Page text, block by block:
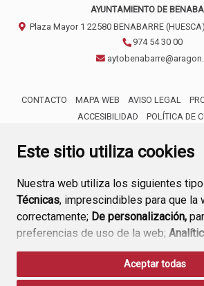
Este sitio utiliza cookies
Nuestra web utiliza los siguientes
Técnicas, imprescindibles para que la
correctamente; De personalización,
preferencias de uso de la web;
funcionamiento de la web y sus
Si acepta pulsando el botón“Aceptar
Aceptar todas
AYUNTAMIENTO DE
Plaza Mayor 1 22580 BENABARRE (HUESCA)
974 54 30 00
CONTACTO MAPA WEB AVISO LEGAL
ACCESIBILIDAD
POLÍTICA DE